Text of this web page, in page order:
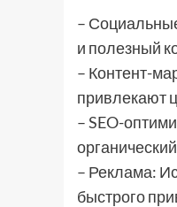
–
и полезный
– Контент-
привлекают
– SEO-
– Реклама:
быстрого